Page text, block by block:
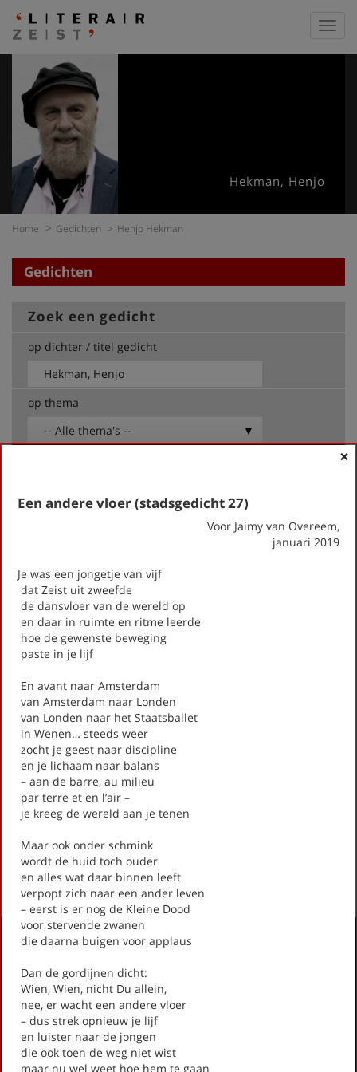
Hekman, Henjo
Home Gedichten Henjo Hekman
Gedichten
Zoek een gedicht
op dichter / titel gedicht
op thema
-- Alle thema's --
Amice (stadsgedicht 22)
De dieren van Kerckebosch (Stadsgedicht 14)
Drieluik voor Astrid (stadsgedicht 7)
Een andere vloer (stadsgedicht 27)
Een drogisterij aan de boskant (stadsgedicht 26)
Een in- en uitloophuis (stadsgedicht 6)
Gerodorp (Stadsgedicht 24)
Groeten uit het Weeshuis (stadsgedicht 25)
Hoe ik langzaam een mantel aantrek (stadsgedicht 3)
Honderd jaar afscheid (Stadsgedicht 15)
Hooggeëerd publiek
Iemand moet het doen (stadsgedicht 9)
Ik ben jouw plein (stadsgedicht 12)
Johan Montauban, Meester-Timmerman (stadsgedicht 2)
Landschapsmanager (stadsgedicht 21)
Netwerkborrelpoëzie (Stadsgedicht 17)
« First‹ Previous
1 2 › »Last
×
Een andere vloer (stadsgedicht 27)
Voor Jaimy van Overeem,
januari 2019
Je was een jongetje van vijf
dat Zeist uit zweefde
de dansvloer van de wereld op
en daar in ruimte en ritme leerde
hoe de gewenste beweging
paste in je lijf
En avant naar Amsterdam
van Amsterdam naar Londen
van Londen naar het Staatsballet
in Wenen… steeds weer
zocht je geest naar discipline
en je lichaam naar balans
– aan de barre, au milieu
par terre et en l’air –
je kreeg de wereld aan je tenen
Maar ook onder schmink
wordt de huid toch ouder
en alles wat daar binnen leeft
verpopt zich naar een ander leven
– eerst is er nog de Kleine Dood
voor stervende zwanen
die daarna buigen voor applaus
Dan de gordijnen dicht:
Wien, Wien, nicht Du allein,
nee, er wacht een andere vloer
– dus strek opnieuw je lijf
en luister naar de jongen
die ook toen de weg niet wist
maar nu wel weet hoe hem te gaan
Activiteiten
Lezingen door en over schrijvers
Stadsdichtersduo van Zeist
Boek & Film
Literatuurprijs Zeist
Leesclubs / leesgroepen
Verhalenproject '80 jaar Vrijheid'